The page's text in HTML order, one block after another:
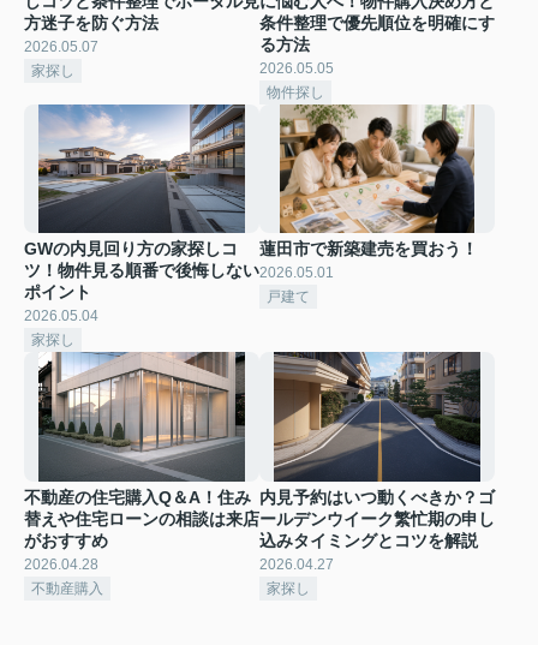
方迷子を防ぐ方法
2026.05.07
家探し
条件整理で優先順位を明確にす
る方法
2026.05.05
物件探し
GWの内見回り方の家探しコ
ツ！物件見る順番で後悔しない
ポイント
2026.05.04
家探し
蓮田市で新築建売を買おう！
2026.05.01
戸建て
不動産の住宅購入Q＆A！住み
替えや住宅ローンの相談は来店
がおすすめ
2026.04.28
不動産購入
内見予約はいつ動くべきか？ゴ
ールデンウイーク繁忙期の申し
込みタイミングとコツを解説
2026.04.27
家探し